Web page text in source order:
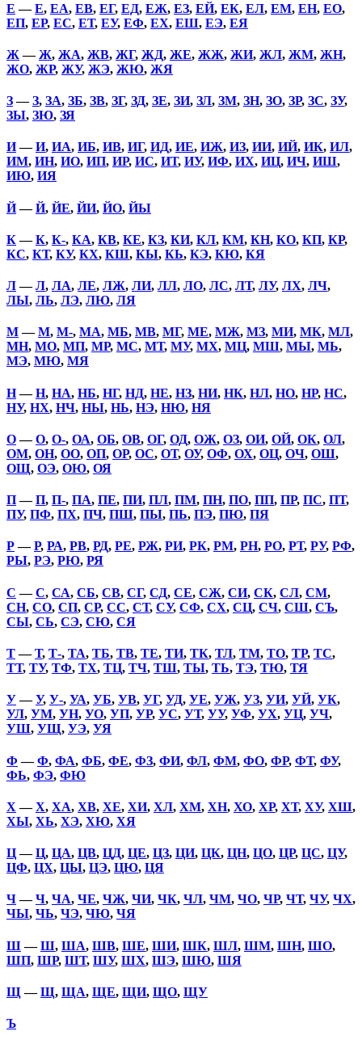
Е —Е, ЕА, ЕВ, ЕГ, ЕД, ЕЖ, ЕЗ, ЕЙ, ЕК, ЕЛ, ЕМ, ЕН, ЕО,
ЕП, ЕР, ЕС, ЕТ, ЕУ, ЕФ, ЕХ, ЕШ, ЕЭ, ЕЯ
Ж —Ж, ЖА, ЖВ, ЖГ, ЖД, ЖЕ, ЖЖ, ЖИ, ЖЛ, ЖМ, ЖН,
ЖО, ЖР, ЖУ, ЖЭ, ЖЮ, ЖЯ
З—З, ЗА, ЗБ, ЗВ, ЗГ, ЗД, ЗЕ, ЗИ, ЗЛ, ЗМ, ЗН, ЗО, ЗР, ЗС, ЗУ,
ЗЫ, ЗЮ, ЗЯ
И—И, ИА, ИБ, ИВ, ИГ, ИД, ИЕ, ИЖ, ИЗ, ИИ, ИЙ, ИК, ИЛ,
ИМ, ИН, ИО, ИП, ИР, ИС, ИТ, ИУ, ИФ, ИХ, ИЦ, ИЧ, ИШ,
ИЮ, ИЯ
Й—Й, ЙЕ, ЙИ, ЙО, ЙЫ
К—К, К-, КА, КВ, КЕ, КЗ, КИ, КЛ, КМ, КН, КО, КП, КР,
КС, КТ, КУ, КХ, КШ, КЫ, КЬ, КЭ, КЮ, КЯ
Л—Л, ЛА, ЛЕ, ЛЖ, ЛИ, ЛЛ, ЛО, ЛС, ЛТ, ЛУ, ЛХ, ЛЧ,
ЛЫ, ЛЬ, ЛЭ, ЛЮ, ЛЯ
М—М, М-, МА, МБ, МВ, МГ, МЕ, МЖ, МЗ, МИ, МК, МЛ,
МН, МО, МП, МР, МС, МТ, МУ, МХ, МЦ, МШ, МЫ, МЬ,
МЭ, МЮ, МЯ
Н—Н, НА, НБ, НГ, НД, НЕ, НЗ, НИ, НК, НЛ, НО, НР, НС,
НУ, НХ, НЧ, НЫ, НЬ, НЭ, НЮ, НЯ
О—О, О-, ОА, ОБ, ОВ, ОГ, ОД, ОЖ, ОЗ, ОИ, ОЙ, ОК, ОЛ,
ОМ, ОН, ОО, ОП, ОР, ОС, ОТ, ОУ, ОФ, ОХ, ОЦ, ОЧ, ОШ,
ОЩ, ОЭ, ОЮ, ОЯ
П—П, П-, ПА, ПЕ, ПИ, ПЛ, ПМ, ПН, ПО, ПП, ПР, ПС, ПТ,
ПУ, ПФ, ПХ, ПЧ, ПШ, ПЫ, ПЬ, ПЭ, ПЮ, ПЯ
Р—Р, РА, РВ, РД, РЕ, РЖ, РИ, РК, РМ, РН, РО, РТ, РУ, РФ,
РЫ, РЭ, РЮ, РЯ
С —С, СА, СБ, СВ, СГ, СД, СЕ, СЖ, СИ, СК, СЛ, СМ,
СН, СО, СП, СР, СС, СТ, СУ, СФ, СХ, СЦ, СЧ, СШ, СЪ,
СЫ, СЬ, СЭ, СЮ, СЯ
Т—Т, Т-, ТА, ТБ, ТВ, ТЕ, ТИ, ТК, ТЛ, ТМ, ТО, ТР, ТС,
ТТ, ТУ, ТФ, ТХ, ТЦ, ТЧ, ТШ, ТЫ, ТЬ, ТЭ, ТЮ, ТЯ
У—У, У-, УА, УБ, УВ, УГ, УД, УЕ, УЖ, УЗ, УИ, УЙ, УК,
УЛ, УМ, УН, УО, УП, УР, УС, УТ, УУ, УФ, УХ, УЦ, УЧ,
УШ, УЩ, УЭ, УЯ
Ф —Ф, ФА, ФБ, ФЕ, ФЗ, ФИ, ФЛ, ФМ, ФО, ФР, ФТ, ФУ,
ФЬ, ФЭ, ФЮ
Х —Х, ХА, ХВ, ХЕ, ХИ, ХЛ, ХМ, ХН, ХО, ХР, ХТ, ХУ, ХШ,
ХЫ, ХЬ, ХЭ, ХЮ, ХЯ
Ц—Ц, ЦА, ЦВ, ЦД, ЦЕ, ЦЗ, ЦИ, ЦК, ЦН, ЦО, ЦР, ЦС, ЦУ,
ЦФ, ЦХ, ЦЫ, ЦЭ, ЦЮ, ЦЯ
Ч—Ч, ЧА, ЧЕ, ЧЖ, ЧИ, ЧК, ЧЛ, ЧМ, ЧО, ЧР, ЧТ, ЧУ, ЧХ,
ЧЫ, ЧЬ, ЧЭ, ЧЮ, ЧЯ
Ш—Ш, ША, ШВ, ШЕ, ШИ, ШК, ШЛ, ШМ, ШН, ШО,
ШП, ШР, ШТ, ШУ, ШХ, ШЭ, ШЮ, ШЯ
Щ —Щ, ЩА, ЩЕ, ЩИ, ЩО, ЩУ
Ъ